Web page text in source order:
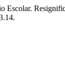
Escolar.